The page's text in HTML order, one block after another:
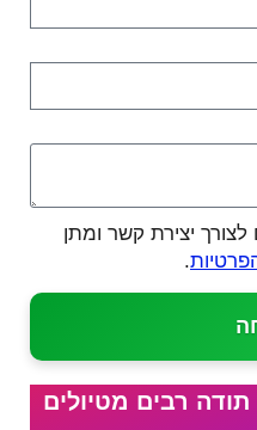
יצירת קשר ומתן
.
רבים מטיולים